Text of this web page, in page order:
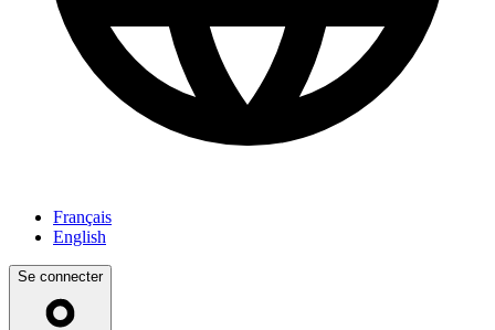
Français
English
Se connecter